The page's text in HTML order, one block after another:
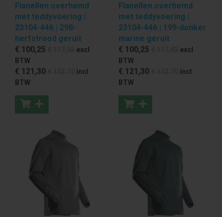
Flanellen overhemd
met teddyvoering |
23104-446 | 298-
herfstrood geruit
€ 100,25
excl
BTW
€ 121 ,30
incl
BTW
Flanellen overhemd
met teddyvoering |
23104-446 | 199-donker
marine geruit
€ 100,25
excl
BTW
€ 121 ,30
incl
BTW